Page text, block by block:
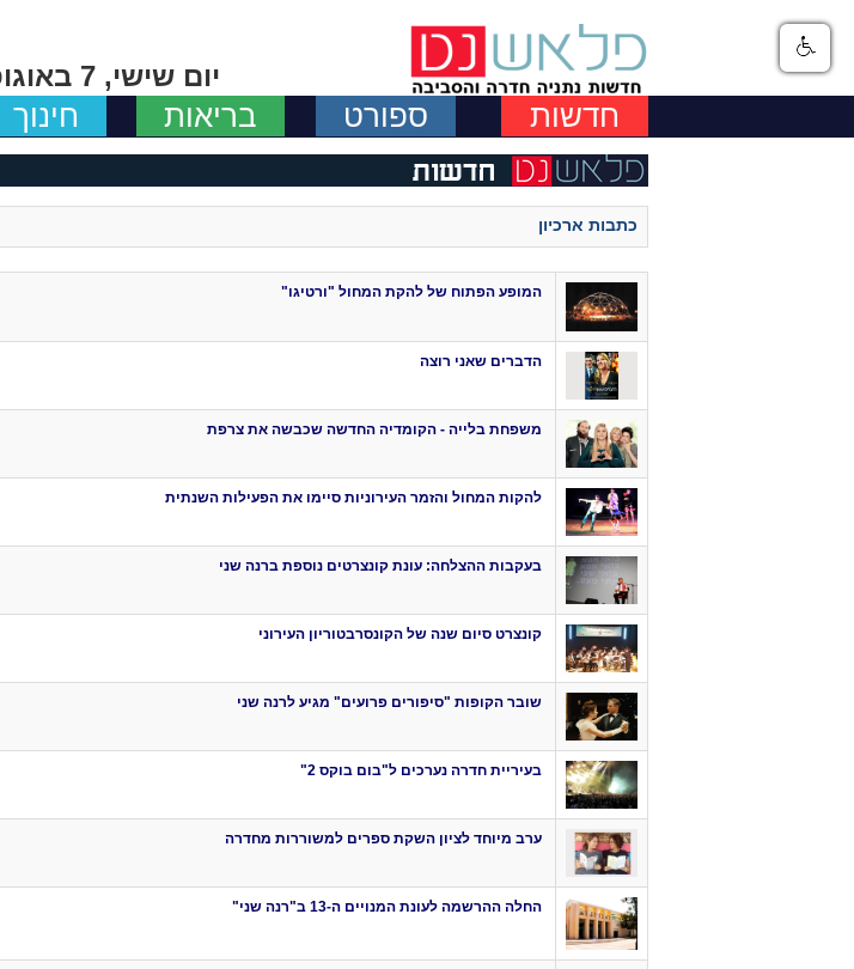
יום שישי, 7 באוגוסט 2026
חדשות ספורט בריאות חינוך
כתבות ארכיון
המופע הפתוח של להקת המחול "ורטיגו"
הדברים שאני רוצה
משפחת בלייה - הקומדיה החדשה שכבשה את צרפת
להקות המחול והזמר העירוניות סיימו את הפעילות השנתית
בעקבות ההצלחה: עונת קונצרטים נוספת ברנה שני
קונצרט סיום שנה של הקונסרבטוריון העירוני
שובר הקופות "סיפורים פרועים" מגיע לרנה שני
בעיריית חדרה נערכים ל"בום בוקס 2"
ערב מיוחד לציון השקת ספרים למשוררות מחדרה
החלה ההרשמה לעונת המנויים ה-13 ב"רנה שני"